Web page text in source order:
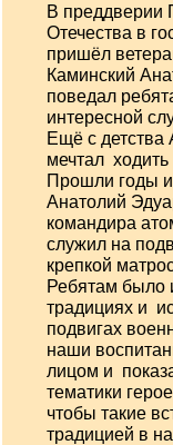
В преддверии
Отечества в
пришёл
Каминский
поведал
интересной
Ещё с детства
мечтал
Прошли годы
Анатолий
командира
служил на
крепкой
Ребятам было
традициях и
подвигах
наши
лицом и
тематики
чтобы такие
традицией в